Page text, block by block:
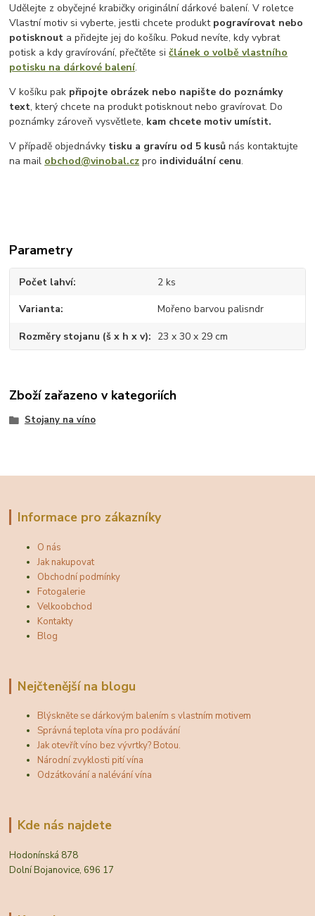
Udělejte z obyčejné krabičky originální dárkové balení. V roletce
Vlastní motiv si vyberte, jestli chcete produkt pogravírovat nebo
potisknout a přidejte jej do košíku. Pokud nevíte, kdy vybrat
potisk a kdy gravírování, přečtěte sičlánek o volbě vlastního
potisku na dárkové balení.
V košíku pak připojte obrázek nebo napište do poznámky
text, který chcete na produkt potisknout nebo gravírovat. Do
poznámky zároveň vysvětlete, kam chcete motiv umístit.
V případě objednávky tisku a gravíru od 5 kusů nás kontaktujte
na mail obchod@vinobal.cz pro individuální cenu.
Parametry
Počet lahví 2 ks
Varianta Mořeno barvou palisndr
Rozměry stojanu (š x h x v) 23 x 30 x 29 cm
Zboží zařazeno v kategoriích
Stojany na víno
Informace pro zákazníky
O nás
Jak nakupovat
Obchodní podmínky
Fotogalerie
Velkoobchod
Kontakty
Blog
Nejčtenější na blogu
Blýskněte se dárkovým balením s vlastním motivem
Správná teplota vína pro podávání
Jak otevřít víno bez vývrtky? Botou.
Národní zvyklosti pití vína
Odzátkování a nalévání vína
Kde nás najdete
Hodonínská 878
Dolní Bojanovice, 696 17